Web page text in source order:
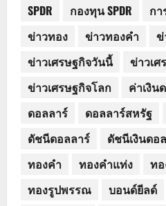
SPDR กองทุน SPDR
ก
ข่าวทอง
ข่าวทองคำ
ข่
ข่าวเศรษฐกิจวันนี้
ข่าวเศ
ข่าวเศรษฐกิจโลก
ค่าเงิน
ดอลลาร์
ดอลลาร์สหรัฐ
ดัชนีดอลลาร์
ดัชนีเงินดอ
ทองคำ
ทองคำแท่ง
ท
ทองรูปพรรณ
บอนด์ยีลด์